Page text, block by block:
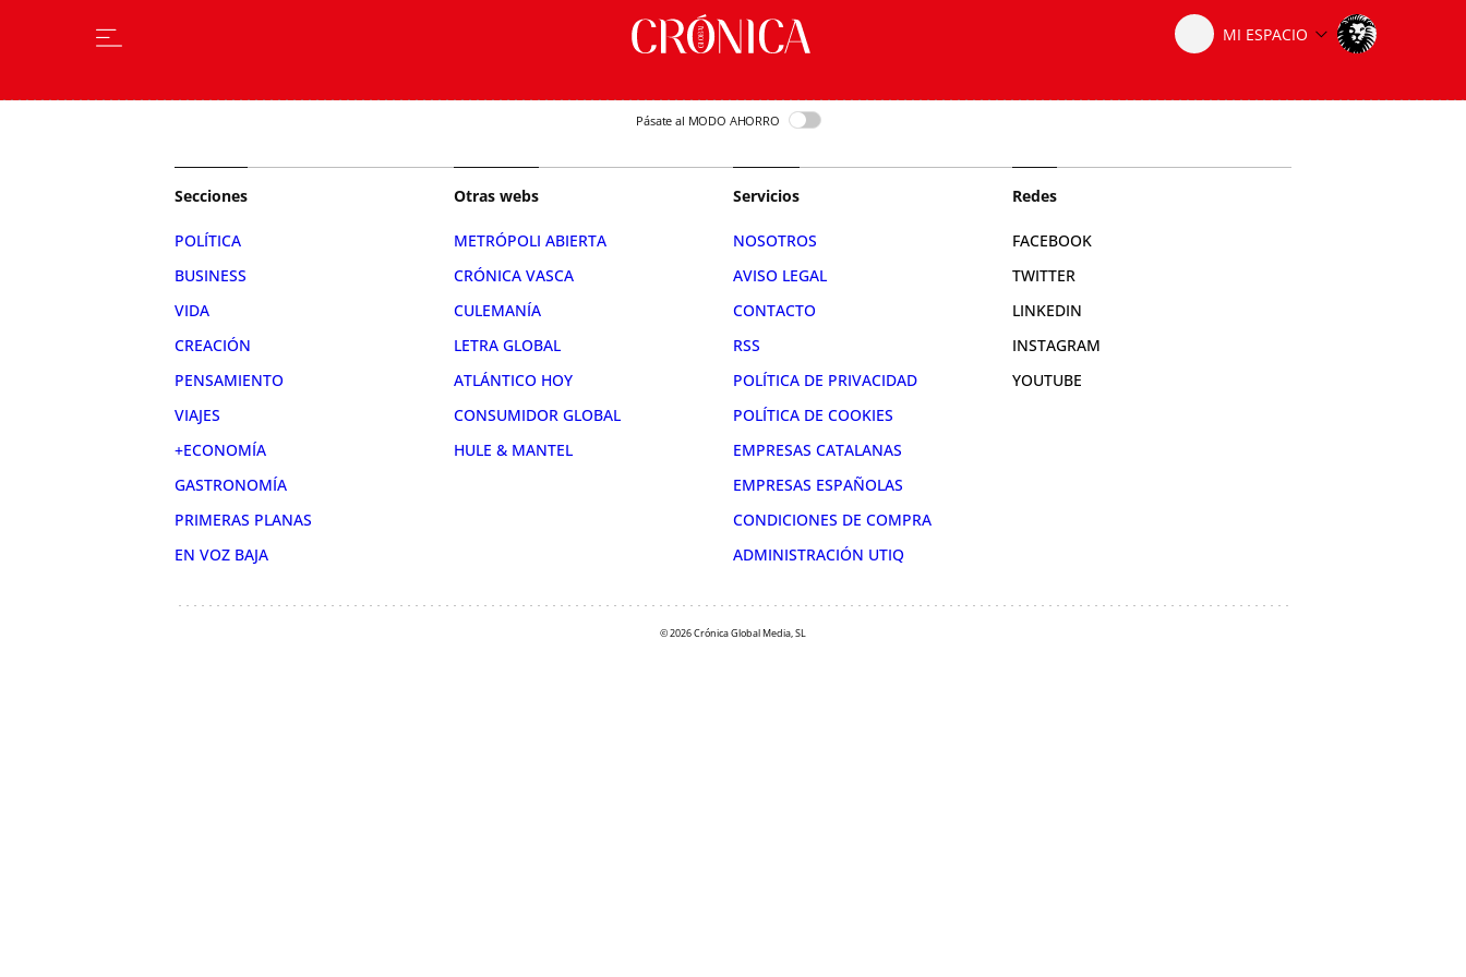
Pásate al MODO AHORRO
Secciones
POLÍTICA
BUSINESS
VIDA
CREACIÓN
PENSAMIENTO
VIAJES
+ECONOMÍA
GASTRONOMÍA
PRIMERAS PLANAS
EN VOZ BAJA
Otras webs
METRÓPOLI ABIERTA
CRÓNICA VASCA
CULEMANÍA
LETRA GLOBAL
ATLÁNTICO HOY
CONSUMIDOR GLOBAL
HULE & MANTEL
Servicios
NOSOTROS
AVISO LEGAL
CONTACTO
RSS
POLÍTICA DE PRIVACIDAD
POLÍTICA DE COOKIES
EMPRESAS CATALANAS
EMPRESAS ESPAÑOLAS
CONDICIONES DE COMPRA
ADMINISTRACIÓN UTIQ
Redes
FACEBOOK
TWITTER
LINKEDIN
INSTAGRAM
YOUTUBE
© 2026 Crónica Global Media, SL